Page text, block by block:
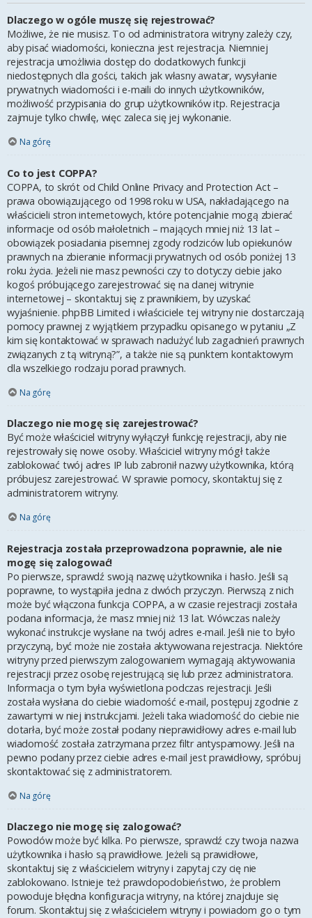
Dlaczego w ogóle muszę się rejestrować?
Możliwe, że nie musisz. To od administratora witryny zależy czy,
aby pisać wiadomości, konieczna jest rejestracja. Niemniej
rejestracja umożliwia dostęp do dodatkowych funkcji
niedostępnych dla gości, takich jak własny awatar, wysyłanie
prywatnych wiadomości i e-maili do innych użytkowników,
możliwość przypisania do grup użytkowników itp. Rejestracja
zajmuje tylko chwilę, więc zaleca się jej wykonanie.
Na górę
Co to jest COPPA?
COPPA, to skrót od Child Online Privacy and Protection Act –
prawa obowiązującego od 1998 roku w USA, nakładającego na
właścicieli stron internetowych, które potencjalnie mogą zbierać
informacje od osób małoletnich – mających mniej niż 13 lat –
obowiązek posiadania pisemnej zgody rodziców lub opiekunów
prawnych na zbieranie informacji prywatnych od osób poniżej 13
roku życia. Jeżeli nie masz pewności czy to dotyczy ciebie jako
kogoś próbującego zarejestrować się na danej witrynie
internetowej – skontaktuj się z prawnikiem, by uzyskać
wyjaśnienie. phpBB Limited i właściciele tej witryny nie dostarczają
pomocy prawnej z wyjątkiem przypadku opisanego w pytaniu „Z
kim się kontaktować w sprawach nadużyć lub zagadnień prawnych
związanych z tą witryną?”, a także nie są punktem kontaktowym
dla wszelkiego rodzaju porad prawnych.
Na górę
Dlaczego nie mogę się zarejestrować?
Być może właściciel witryny wyłączył funkcję rejestracji, aby nie
rejestrowały się nowe osoby. Właściciel witryny mógł także
zablokować twój adres IP lub zabronił nazwy użytkownika, którą
próbujesz zarejestrować. W sprawie pomocy, skontaktuj się z
administratorem witryny.
Na górę
Rejestracja została przeprowadzona poprawnie, ale nie
mogę się zalogować!
Po pierwsze, sprawdź swoją nazwę użytkownika i hasło. Jeśli są
poprawne, to wystąpiła jedna z dwóch przyczyn. Pierwszą z nich
może być włączona funkcja COPPA, a w czasie rejestracji została
podana informacja, że masz mniej niż 13 lat. Wówczas należy
wykonać instrukcje wysłane na twój adres e-mail. Jeśli nie to było
przyczyną, być może nie została aktywowana rejestracja. Niektóre
witryny przed pierwszym zalogowaniem wymagają aktywowania
rejestracji przez osobę rejestrującą się lub przez administratora.
Informacja o tym była wyświetlona podczas rejestracji. Jeśli
została wysłana do ciebie wiadomość e-mail, postępuj zgodnie z
zawartymi w niej instrukcjami. Jeżeli taka wiadomość do ciebie nie
dotarła, być może został podany nieprawidłowy adres e-mail lub
wiadomość została zatrzymana przez filtr antyspamowy. Jeśli na
pewno podany przez ciebie adres e-mail jest prawidłowy, spróbuj
skontaktować się z administratorem.
Na górę
Dlaczego nie mogę się zalogować?
Powodów może być kilka. Po pierwsze, sprawdź czy twoja nazwa
użytkownika i hasło są prawidłowe. Jeżeli są prawidłowe,
skontaktuj się z właścicielem witryny i zapytaj czy cię nie
zablokowano. Istnieje też prawdopodobieństwo, że problem
powoduje błędna konfiguracja witryny, na której znajduje się
forum. Skontaktuj się z właścicielem witryny i powiadom go o tym